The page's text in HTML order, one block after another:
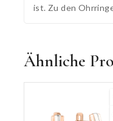
ist. Zu den
Ähnliche